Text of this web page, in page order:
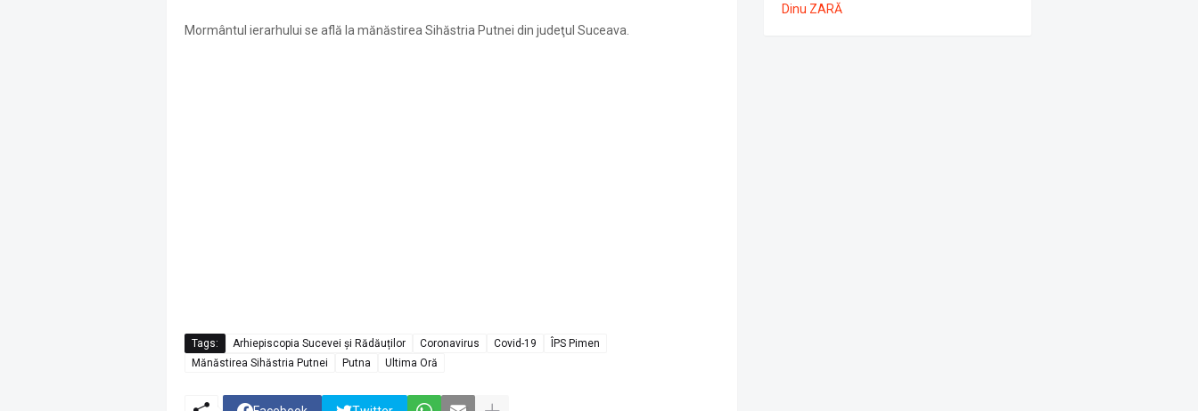
Mormântul ierarhului se află la mănăstirea Sihăstria Putnei din judeţul Suceava.
Tags: Arhiepiscopia Sucevei și Rădăuților Coronavirus Covid-19
ÎPS Pimen
Mănăstirea Sihăstria Putnei
Putna Ultima Oră
Dinu ZARĂ